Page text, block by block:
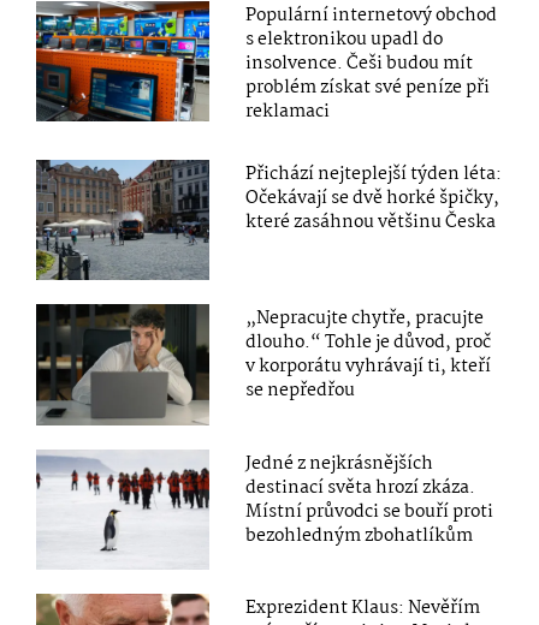
Populární internetový obchod
s elektronikou upadl do
insolvence. Češi budou mít
problém získat své peníze při
reklamaci
Přichází nejteplejší týden léta:
Očekávají se dvě horké špičky,
které zasáhnou většinu Česka
„Nepracujte chytře, pracujte
dlouho.“ Tohle je důvod, proč
v korporátu vyhrávají ti, kteří
se nepředřou
Jedné z nejkrásnějších
destinací světa hrozí zkáza.
Místní průvodci se bouří proti
bezohledným zbohatlíkům
Exprezident Klaus: Nevěřím